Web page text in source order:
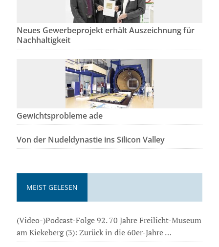
Neues Gewerbeprojekt erhält Auszeichnung für
Nachhaltigkeit
Gewichtsprobleme ade
Von der Nudeldynastie ins Silicon Valley
MEIST GELESEN
(Video-)Podcast-Folge 92. 70 Jahre Freilicht-Museum
am Kiekeberg (3): Zurück in die 60er-Jahre …